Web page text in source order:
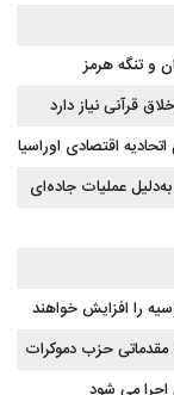
و تنگه هرمز
قرآنی نیاز دارد
اقتصادی اوراسیا
عملیات جاده‌ای
را افزایش خواهند
مقدماتی حزب دموکرات